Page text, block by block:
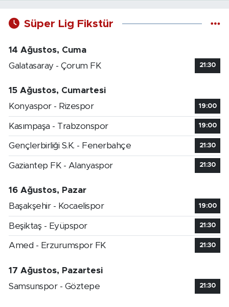
Süper Lig Fikstür
14 Ağustos, Cuma
Galatasaray - Çorum FK
21:30
15 Ağustos, Cumartesi
Konyaspor - Rizespor
19:00
Kasımpaşa - Trabzonspor 19:00
Gençlerbirliği S.K. - Fenerbahçe 21:30
Gaziantep FK - Alanyaspor 21:30
16 Ağustos, Pazar
Başakşehir - Kocaelispor
19:00
Beşiktaş - Eyüpspor 21:30
Amed - Erzurumspor FK 21:30
17 Ağustos, Pazartesi
Samsunspor - Göztepe
21:30